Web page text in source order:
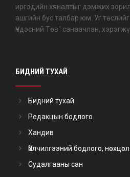
иргэдийн хяналтыг дэмжих
ашгийн бус талбар юм. Уг
Үндэсний Төв" санаачлан,
БИДНИЙ ТУХАЙ
Бидний тухай
Редакцын бодлого
Хандив
Үйлчилгээний бодлого, нөхцөл
Судалгааны сан